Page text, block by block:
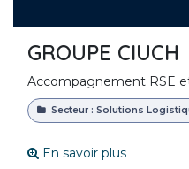
GROUPE CIUCH
Accompagnement RSE
Secteur : Solutions
En savoir plus